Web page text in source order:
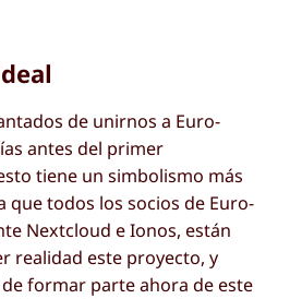
de unirnos a Euro-
antes del primer
tiene un simbolismo más
todos los socios de Euro-
Nextcloud e Ionos, están
realidad este proyecto, y
formar parte ahora de este